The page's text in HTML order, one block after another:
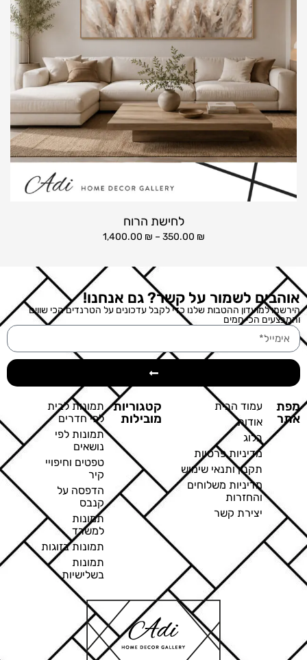
לחישת הרוח
350.00 ₪
–
1,400.00 ₪
אוהבים לשמור על קשר? גם אנחנו!
הירשמו למועדון ההטבות שלנו כדי לקבל עדכונים על הטרנדים הכי שווים
והמבצעים הכי חמים
מפת
אתר
עמוד הבית
אודות
בלוג
מדיניות פרטיות
תקנון ותנאי שימוש
מדיניות משלוחים
והחזרות
יצירת קשר
קטגוריות
מובילות
תמונות לבית
לפי חדרים
תמונות לפי
נושאים
טפטים וחיפויי
קיר
הדפסה על
קנבס
תמונות
למשרד
תמונות בזוגות
תמונות
בשלישיות